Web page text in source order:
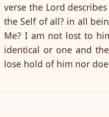
verse the Lord
the Self of all? in all
Me? I am not lost to
identical or one and
lose hold of him nor